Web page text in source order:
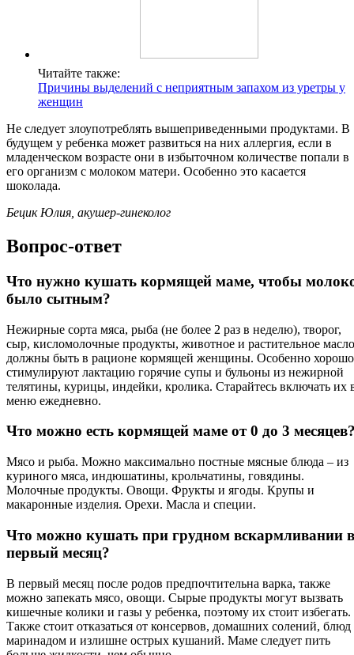
Читайте также:
Причины выделений с неприятным запахом из уретры у
женщин
Не следует злоупотреблять вышеприведенными продуктами. В
будущем у ребенка может развиться на них аллергия, если в
младенческом возрасте они в избыточном количестве попали в
его организм с молоком матери. Особенно это касается
шоколада.
Бецик Юлия, акушер-гинеколог
Вопрос-ответ
Что нужно кушать кормящей маме, чтобы
было сытным?
Нежирные сорта мяса, рыба (не более 2 раз в неделю), творог,
сыр, кисломолочные продукты, животное и растительное масло
должны быть в рационе кормящей женщины. Особенно хорошо
стимулируют лактацию горячие супы и бульоны из нежирной
телятины, курицы, индейки, кролика. Старайтесь включать их
меню ежедневно.
Что можно есть кормящей маме от 0 до 3
Мясо и рыба. Можно максимально постные мясные блюда – из
куриного мяса, индюшатины, крольчатины, говядины.
Молочные продукты. Овощи. Фрукты и ягоды. Крупы и
макаронные изделия. Орехи. Масла и специи.
Что можно кушать при грудном вскармливании в
первый месяц?
В первый месяц после родов предпочтительна варка, также
можно запекать мясо, овощи. Сырые продукты могут вызвать
кишечные колики и газы у ребенка, поэтому их стоит избегать.
Также стоит отказаться от консервов, домашних солений, блюд
маринадом и излишне острых кушаний. Маме следует пить